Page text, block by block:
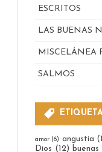
ESCRITOS
LAS BUENAS
MISCELÁNEA
SALMOS
amor(6) angustia
Dios (12) buenas